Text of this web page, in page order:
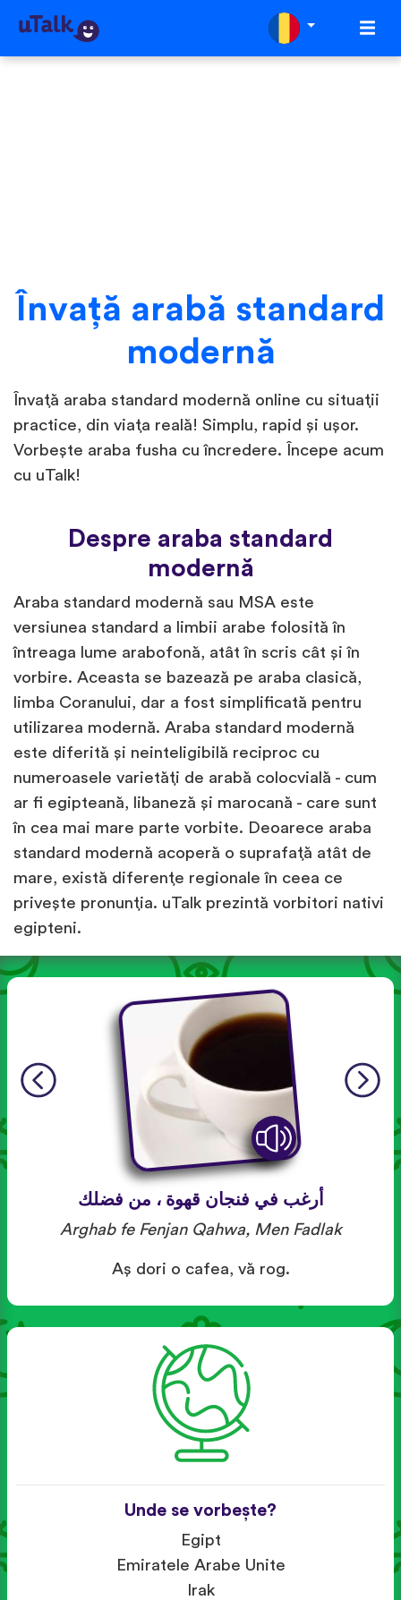
Învaţă arabă standard
modernă
Învață araba standard modernă online cu situații
practice, din viața reală! Simplu, rapid și ușor.
Vorbește araba fusha cu încredere. Începe acum
cu uTalk!
Despre araba standard
modernă
Araba standard modernă sau MSA este
versiunea standard a limbii arabe folosită în
întreaga lume arabofonă, atât în scris cât și în
vorbire. Aceasta se bazează pe araba clasică,
limba Coranului, dar a fost simplificată pentru
utilizarea modernă. Araba standard modernă
este diferită și neinteligibilă reciproc cu
numeroasele varietăți de arabă colocvială - cum
ar fi egipteană, libaneză și marocană - care sunt
în cea mai mare parte vorbite. Deoarece araba
standard modernă acoperă o suprafață atât de
mare, există diferențe regionale în ceea ce
privește pronunția. uTalk prezintă vorbitori nativi
egipteni.
أرغب في فنجان قهوة ، من فضلك
Arghab fe Fenjan Qahwa, Men Fadlak
Aş dori o cafea, vă rog.
Unde se vorbește?
Egipt
Emiratele Arabe Unite
Irak